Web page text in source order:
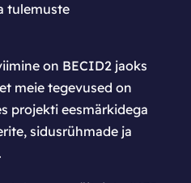
tulemuste
on BECID2 jaoks
meie tegevused on
projekti eesmärkidega
sidusrühmade ja